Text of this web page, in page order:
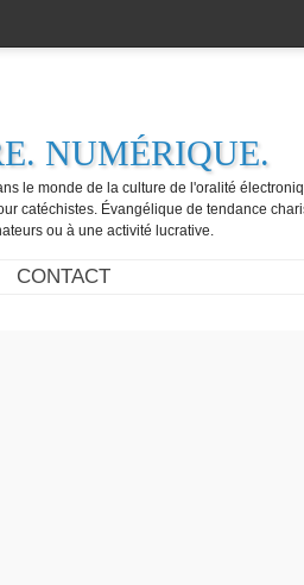
NUMÉRIQUE.
le monde de la culture de l'oralité
catéchistes. Évangélique de tendance
ou à une activité lucrative.
CONTACT